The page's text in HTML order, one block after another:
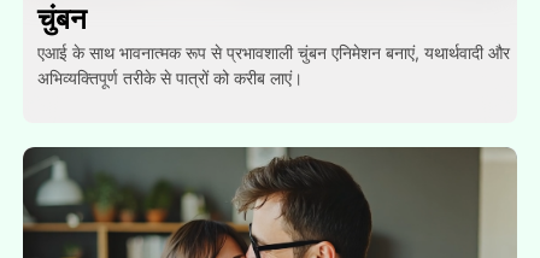
चुंबन
एआई के साथ भावनात्मक रूप से प्रभावशाली चुंबन एनिमेशन बनाएं, यथार्थवादी और
अभिव्यक्तिपूर्ण तरीके से पात्रों को करीब लाएं।